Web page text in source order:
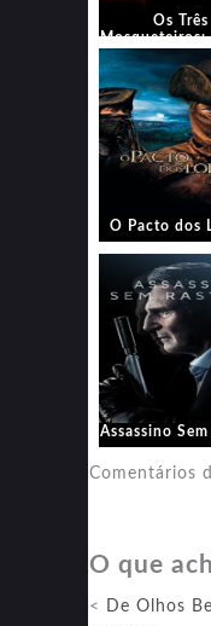
Os Três
Mosqueteiros:
O Pacto dos
Assassino
Comentários
O que
< De Olhos